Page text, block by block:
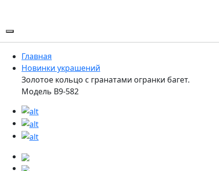
Главная
Новинки украшений
Золотое кольцо с гранатами огранки багет.
Модель B9-582